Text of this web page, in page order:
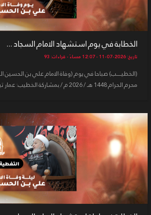
الخطابة في يوم استشهاد الامام السجاد ...
تاريخ: 2026-07-11 - 12:07 مساءً - قراءات: 93
(الخطيـــــب) صباحا في يوم (وفاة الامام علي بن
محرم الحرام 1448 هـ / 2026 م / بمشاركة الخطيب: عمار تيسير...